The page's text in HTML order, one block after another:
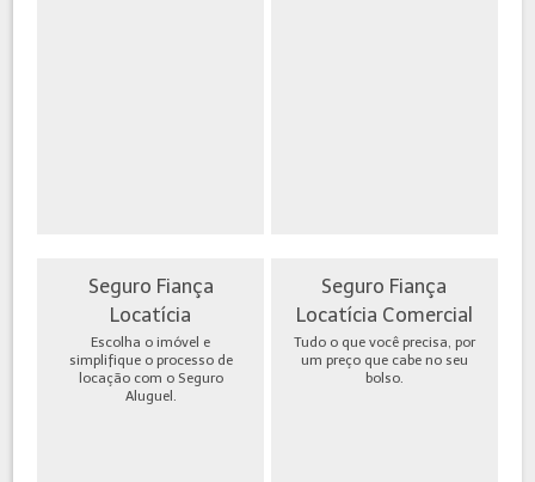
Seguro Fiança
Locatícia
Escolha o imóvel e
simplifique o processo de
locação com o Seguro
Aluguel.
Seguro Fiança
Locatícia Comercial
Tudo o que você precisa, por
um preço que cabe no seu
bolso.